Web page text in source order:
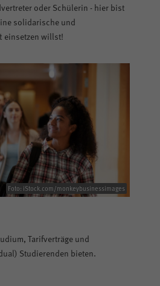
oder Schülerin - hier bist
solidarische und
einsetzen willst!
Foto: iStock.com/monkeybusinessimages
Tarifverträge und
Studierenden bieten.